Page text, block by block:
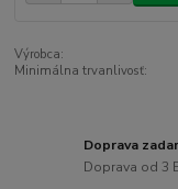
Výrobca:
Minimálna trvanlivosť:
Doprava
Doprava od 3